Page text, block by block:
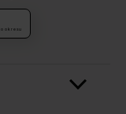
okresu